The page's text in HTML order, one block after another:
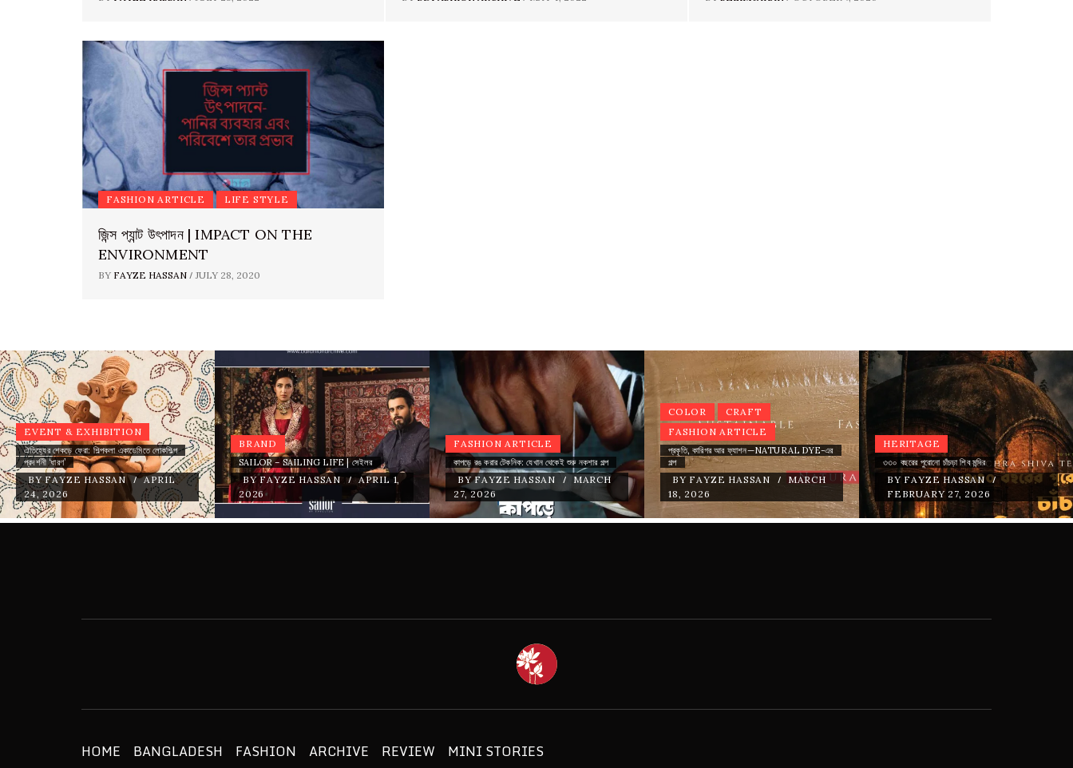
FASHION ARTICLE LIFE STYLE
জিন্স প্যান্ট উৎপাদন | IMPACT ON THE
ENVIRONMENT
BY FAYZE HASSAN / JULY 28, 2020
EVENT & EXHIBITION
ঐতিহ্যের শেকড়ে ফেরা: শিল্পকলা একাডেমিতে লোকশিল্প
প্রদর্শনী ‘ধারণ’
BY FAYZE HASSAN / APRIL
24, 2026
BRAND
SAILOR – SAILING LIFE | সেইলর
BY FAYZE HASSAN / APRIL 1,
2026
FASHION ARTICLE
কাপড়ে রঙ করার টেকনিক: যেখান থেকেই শুরু নকশার গল্প
BY FAYZE HASSAN /
MARCH
27, 2026
COLOR
CRAFT
FASHION ARTICLE
প্রকৃতি, কারিগর আর ফ্যাশন—NATURAL DYE-এর
গল্প
BY FAYZE HASSAN /
MARCH
18, 2026
HERITAGE
৩৩০ বছরের পুরোনো চাঁচড়া শিব মন্দির
BY FAYZE HASSAN /
FEBRUARY 27, 2026
ARCHIVE
HOME BANGLADESH FASHION ARCHIVE REVIEW MINI STORIES